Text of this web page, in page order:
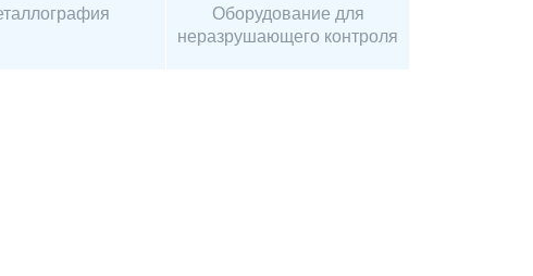
Оборудование для
неразрушающего контроля